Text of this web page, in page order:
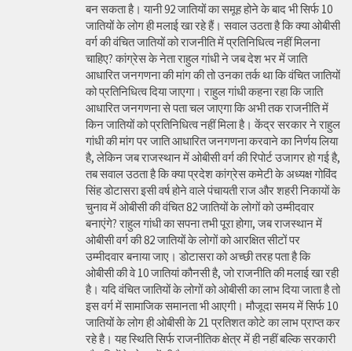
बन सकता है। यानी 92 जातियों का समूह होने के बाद भी सिर्फ 10
जातियों के लोग ही मलाई खा रहे हैं। सवाल उठता है कि क्या ओबीसी
वर्ग की वंचित जातियों को राजनीति में प्रतिनिधित्व नहीं मिलना
चाहिए? कांग्रेस के नेता राहुल गांधी ने जब देश भर में जाति
आधारित जनगणना की मांग की तो उनका तर्क था कि वंचित जातियों
को प्रतिनिधित्व दिया जाएगा। राहुल गांधी कहना रहा कि जाति
आधारित जनगणना से पता चल जाएगा कि अभी तक राजनीति में
किन जातियों को प्रतिनिधित्व नहीं मिला है। केंद्र सरकार ने राहुल
गांधी की मांग पर जाति आधारित जनगणना करवाने का निर्णय लिया
है, लेकिन जब राजस्थान में ओबीसी वर्ग की रिपोर्ट उजागर हो गई है,
तब सवाल उठता है कि क्या प्रदेश कांग्रेस कमेटी के अध्यक्ष गोविंद
सिंह डोटासरा इसी वर्ष होने वाले पंचायती राज और शहरी निकायों के
चुनाव में ओबीसी की वंचित 82 जातियों के लोगों को उम्मीदवार
बनाएंगे? राहुल गांधी का सपना तभी पूरा होगा, जब राजस्थान में
ओबीसी वर्ग की 82 जातियों के लोगों को आरक्षित सीटों पर
उम्मीदवार बनाया जाए। डोटासरा को अच्छी तरह पता है कि
ओबीसी की वे 10 जातियां कौनसी है, जो राजनीति की मलाई खा रही
है। यदि वंचित जातियों के लोगों को ओबीसी का लाभ दिया जाता है तो
इस वर्ग में सामाजिक समानता भी आएगी। मौजूदा समय में सिर्फ 10
जातियों के लोग ही ओबीसी के 21 प्रतिशत कोटे का लाभ प्राप्त कर
रहे है। यह स्थिति सिर्फ राजनीतिक क्षेत्र में ही नहीं बल्कि सरकारी